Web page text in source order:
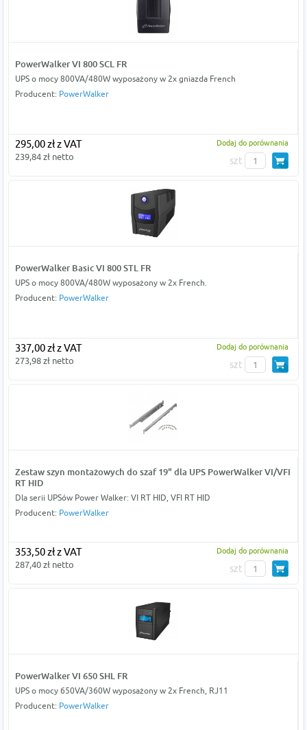
PowerWalker VI 800 SCL FR
UPS o mocy 800VA/480W wyposażony w 2x gniazda French
Producent: PowerWalker
295,00 zł z VAT
239,84 zł netto
Dodaj do porównania
szt
PowerWalker Basic VI 800 STL FR
UPS o mocy 800VA/480W wyposażony w 2x French.
Producent: PowerWalker
337,00 zł z VAT
273,98 zł netto
Dodaj do porównania
szt
Zestaw szyn montażowych do szaf 19" dla UPS PowerWalker VI/VFI
RT HID
Dla serii UPSów Power Walker: VI RT HID, VFI RT HID
Producent: PowerWalker
353,50 zł z VAT
287,40 zł netto
Dodaj do porównania
szt
PowerWalker VI 650 SHL FR
UPS o mocy 650VA/360W wyposażony w 2x French, RJ11
Producent: PowerWalker